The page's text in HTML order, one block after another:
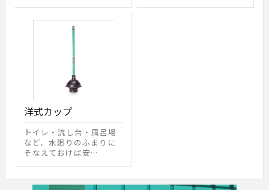
洋式カップ
トイレ・流し台・風呂場
など、水廻りのふまりに
そなえておけば安…